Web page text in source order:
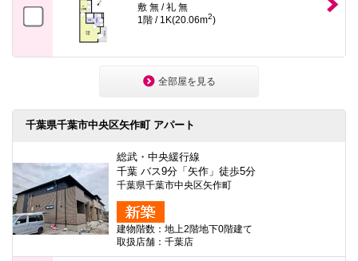
敷 無 / 礼 無
1階 / 1K(20.06m2)
全部屋を見る
千葉県千葉市中央区矢作町 アパート
総武・中央緩行線
千葉 バス9分「矢作」徒歩5分
千葉県千葉市中央区矢作町
建物階数：地上2階地下0階建て
取扱店舗：千葉店